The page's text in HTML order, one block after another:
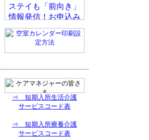
⇒ 短期入所生活介護
サービスコード表
⇒ 短期入所療養介護
サービスコード表